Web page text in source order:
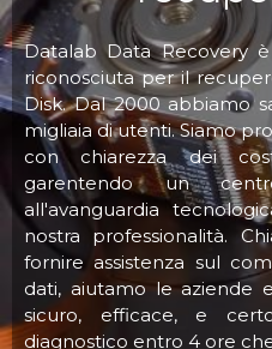
Datalab Data Recovery
riconosciuta per il
Disk. Dal 2000 abbiamo
migliaia di utenti. Siamo
con chiarezza dei
garentendo un
all'avanguardia
nostra professionalità.
fornire assistenza sul
dati, aiutamo le aziende
sicuro, efficace, e
diagnostico entro 4 ore